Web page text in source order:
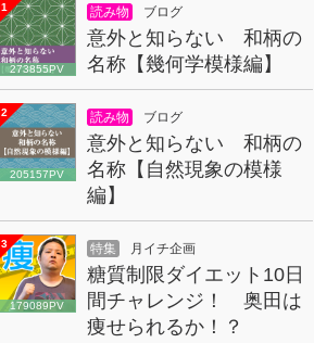
1
273855PV
読み物 ブログ
意外と知らない 和柄の
名称【幾何学模様編】
2
205157PV
読み物 ブログ
意外と知らない 和柄の
名称【自然現象の模様
編】
3
179089PV
特集 月イチ企画
糖質制限ダイエット10日
間チャレンジ！ 奥田は
痩せられるか！？